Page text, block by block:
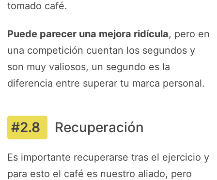
tomado café.
Puede parecer una mejora ridícula, pero en
una competición cuentan los segundos y
son muy valiosos, un segundo es la
diferencia entre superar tu marca personal.
Recuperación
Es importante recuperarse tras el ejercicio y
para esto el café es nuestro aliado, pero